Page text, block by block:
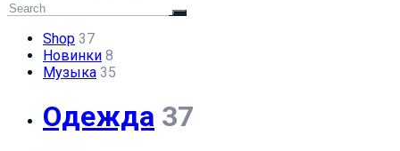
Shop 37
Новинки 8
Музыка 35
Одежда 37